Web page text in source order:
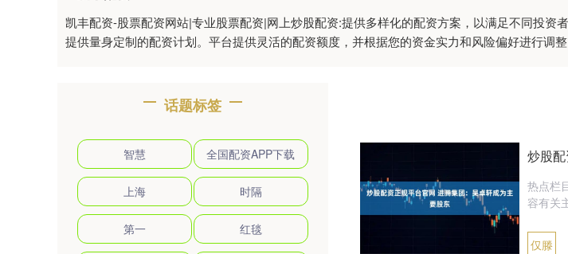
凯丰配资-股票配资网站|专业股票配资|网上炒股配资:提供多样化的配资方案，以满足不同投
提供量身定制的配资计划。平台提供灵活的配资额度，并根据您的资金实力和风险偏好进行调整
炒股
热点栏
容有关
仅滕
话题标签
智慧 全国配资APP下载
上海 时隔
第一 红毯